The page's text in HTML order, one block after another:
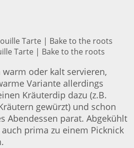
Tarte | Bake to the roots
oder kalt servieren,
Variante allerdings
Kräuterdip dazu (z.B.
gewürzt) und schon
Abendessen parat. Abgekühlt
prima zu einem Picknick